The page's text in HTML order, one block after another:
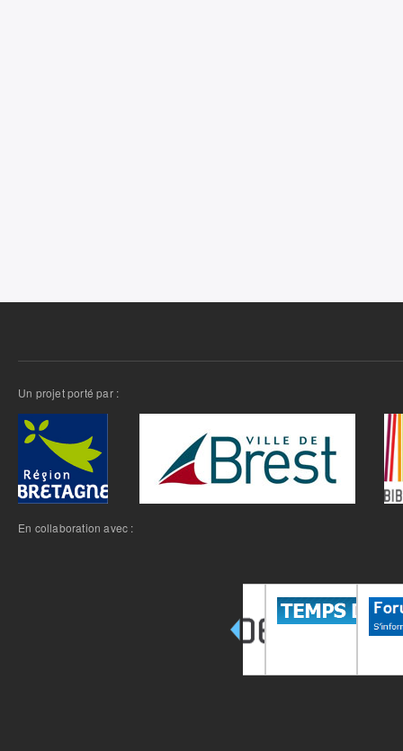
Un projet porté par :
En collaboration avec :